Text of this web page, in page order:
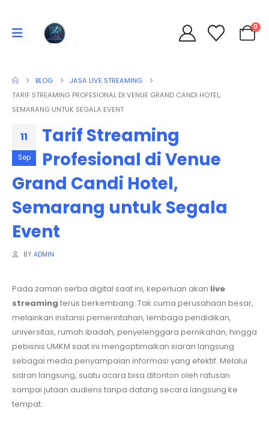
0
BLOG
JASA LIVE STREAMING
TARIF STREAMING PROFESIONAL DI VENUE GRAND CANDI HOTEL,
SEMARANG UNTUK SEGALA EVENT
11
Sep
Tarif Streaming
Profesional di Venue
Grand Candi Hotel,
Semarang untuk Segala
Event
BY ADMIN
Pada zaman serba digital saat ini, keperluan akan live
streaming terus berkembang. Tak cuma perusahaan besar,
melainkan instansi pemerintahan, lembaga pendidikan,
universitas, rumah ibadah, penyelenggara pernikahan, hingga
pebisnis UMKM saat ini mengoptimalkan siaran langsung
sebagai media penyampaian informasi yang efektif. Melalui
siaran langsung, suatu acara bisa ditonton oleh ratusan
sampai jutaan audiens tanpa datang secara langsung ke
tempat.